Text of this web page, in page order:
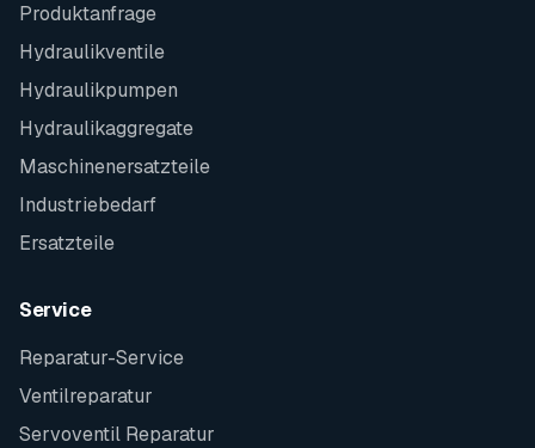
Produktanfrage
Hydraulikventile
Hydraulikpumpen
Hydraulikaggregate
Maschinenersatzteile
Industriebedarf
Ersatzteile
Service
Reparatur-Service
Ventilreparatur
Servoventil Reparatur